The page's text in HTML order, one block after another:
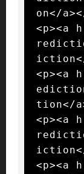
on</
<p><a
<p><a
tion</
<p><a
<p><a